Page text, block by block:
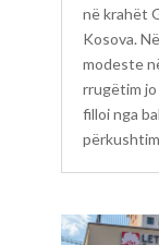
në krahët
Kosova.
modeste
rrugëtim
filloi nga